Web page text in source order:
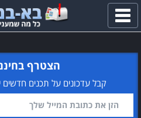
פתח
תפריט
הצטרף
קבל עדכונים על תכנים חדשים